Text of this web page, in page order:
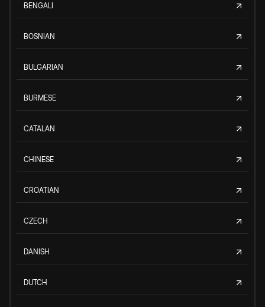
BENGALI
BOSNIAN
BULGARIAN
BURMESE
CATALAN
CHINESE
CROATIAN
CZECH
DANISH
DUTCH